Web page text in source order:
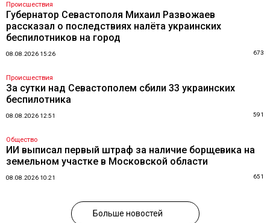
Происшествия
Губернатор Севастополя Михаил Развожаев
рассказал о последствиях налёта украинских
беспилотников на город
08.08.2026 15:26 673
Происшествия
За сутки над Севастополем сбили 33 украинских
беспилотника
08.08.2026 12:51 591
Общество
ИИ выписал первый штраф за наличие борщевика на
земельном участке в Московской области
08.08.2026 10:21 651
Больше новостей